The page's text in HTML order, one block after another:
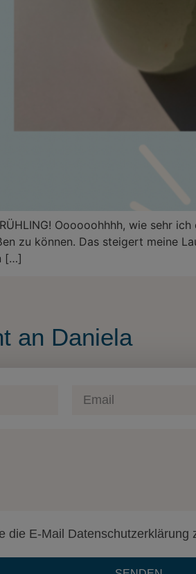
Oooooohhhh, wie sehr
zu können. Das steigert meine
[…]
an Daniela
die E-Mail Datenschutzerklärung